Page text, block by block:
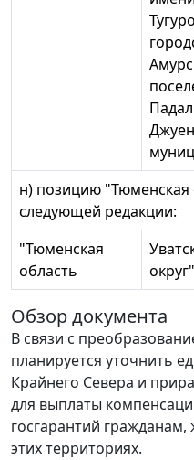
н) позицию "Тюменская
следующей редакции:
"Тюменская
область
Обзор документа
В связи с
планируется уточнить
Крайнего Севера и
для выплаты
госгарантий
этих территориях.